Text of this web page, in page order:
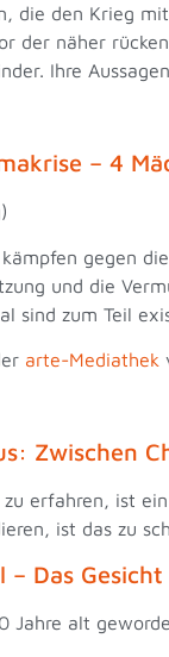
die den Krieg
der näher
Ihre
– 4
gegen
und die
sind zum Teil
arte-Mediathek
Zwischen
erfahren, ist
ist das zu
Das
Jahre alt